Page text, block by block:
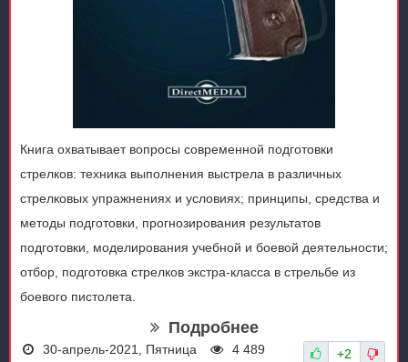
Книга охватывает вопросы современной подготовки
стрелков: техника выполнения выстрела в различных
стрелковых упражнениях и условиях; принципы, средства и
методы подготовки, прогнозирования результатов
подготовки, моделирования учебной и боевой деятельности;
отбор, подготовка стрелков экстра-класса в стрельбе из
боевого пистолета.
Подробнее
30-апрель-2021, Пятница 4 489 +2